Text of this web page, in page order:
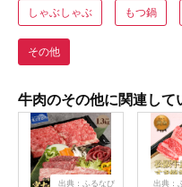
しゃぶしゃぶ もつ鍋
その他
牛肉のその他に関連して
出典：ふるなび
出典：